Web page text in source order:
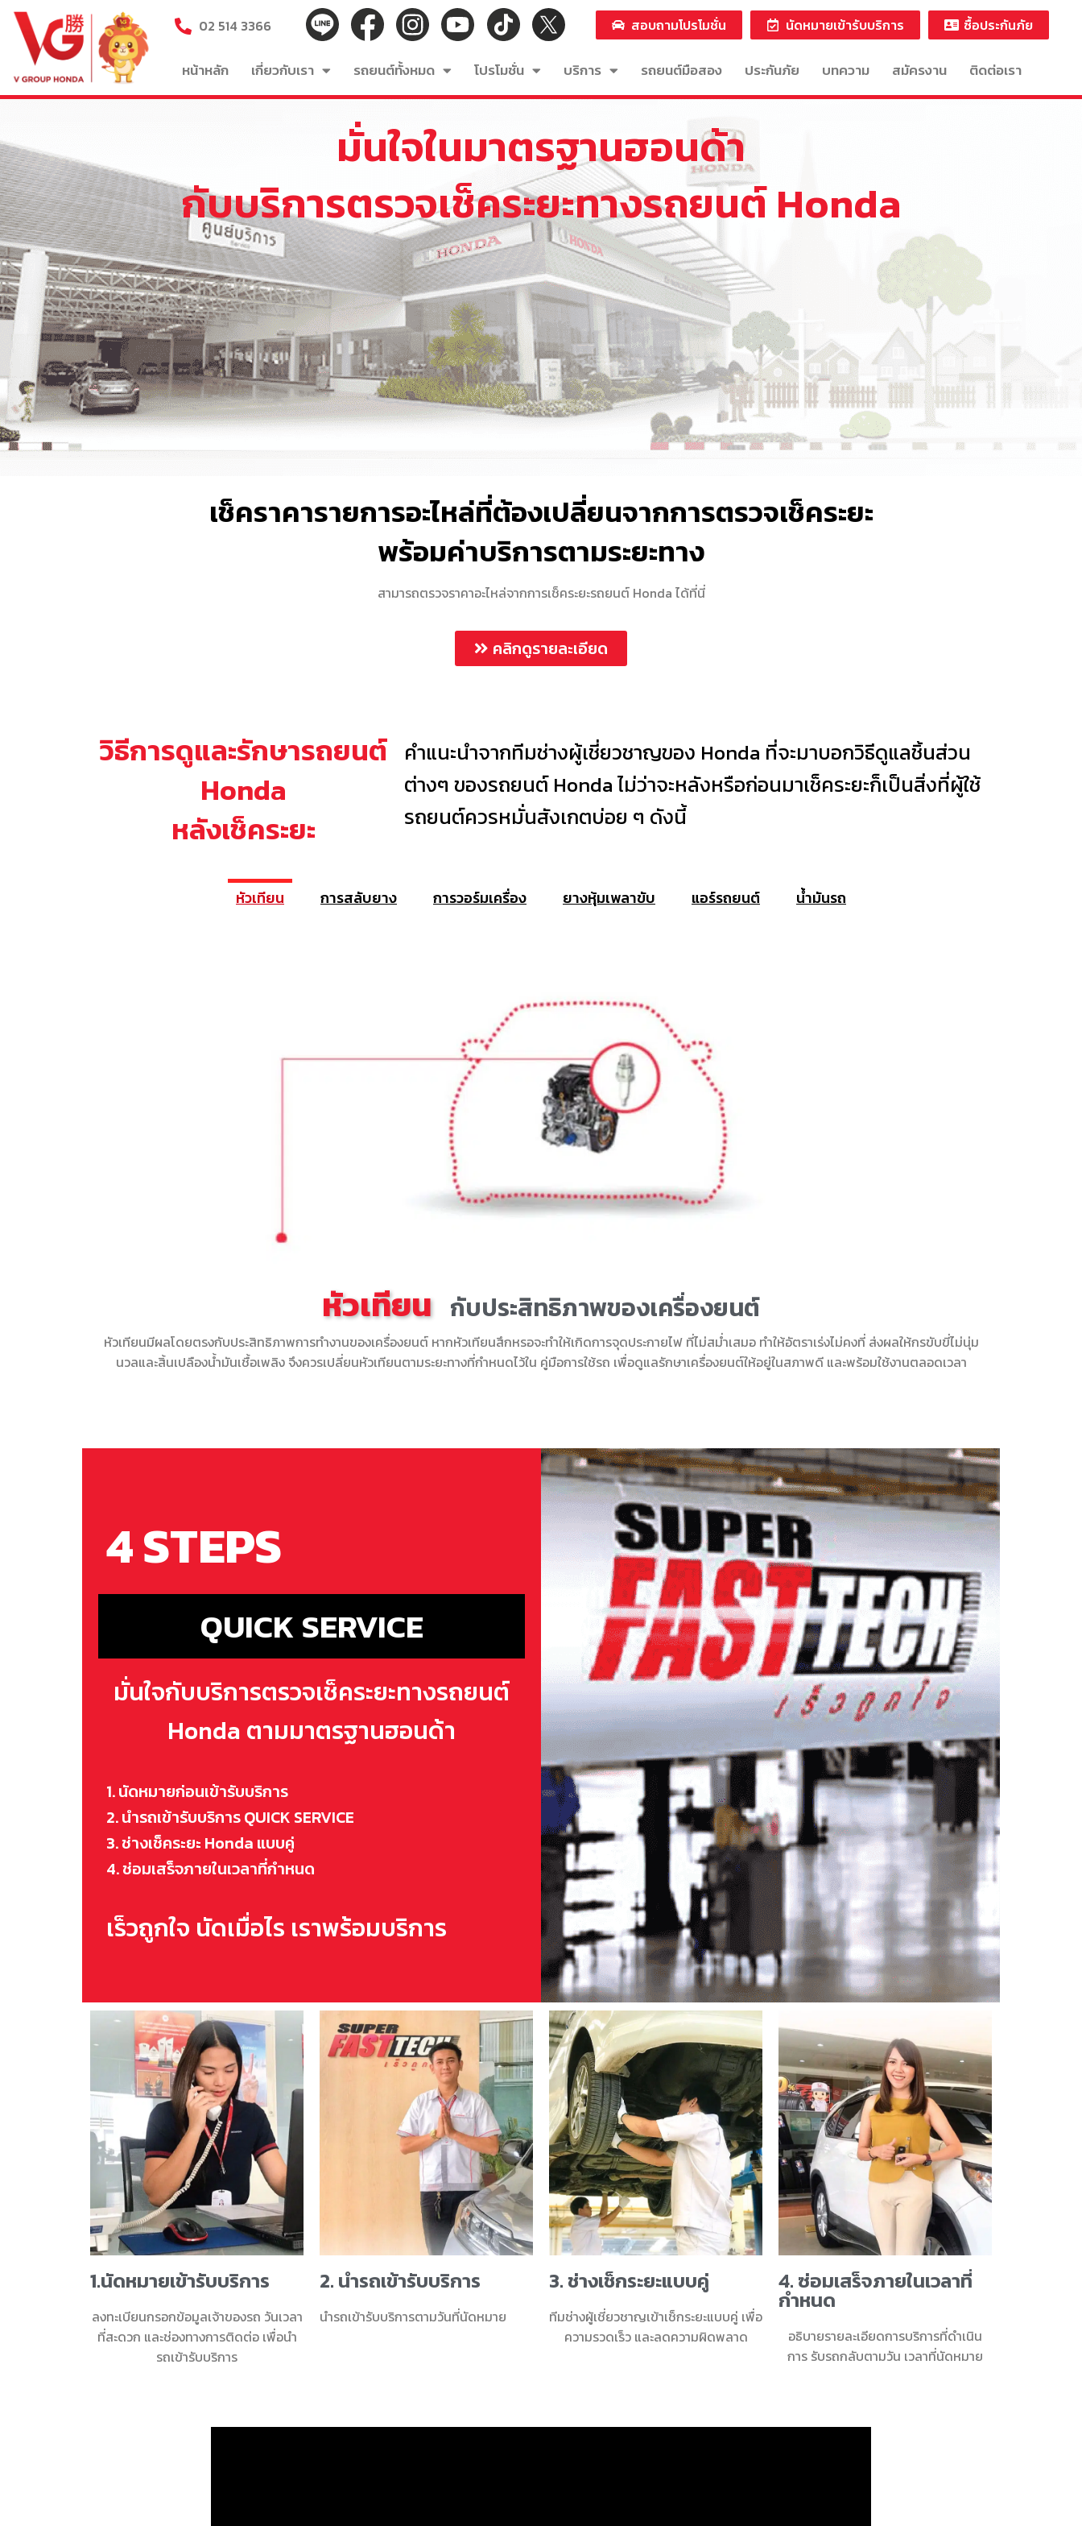
02 514 3366 สอบถามโปรโมชั่น นัดหมายเข้ารับบริการ ซื้อประกันภัย
หน้าหลัก เกี่ยวกับเรา รถยนต์ทั้งหมด โปรโมชั่น บริการ รถยนต์มือสอง ประกันภัย บทความ สมัครงาน ติดต่อเรา
มั่นใจในมาตรฐานฮอนด้า
กับบริการตรวจเช็คระยะทางรถยนต์ Honda
เช็คราคารายการอะไหล่ที่ต้องเปลี่ยนจากการตรวจเช็คระยะ
พร้อมค่าบริการตามระยะทาง
สามารถตรวจราคาอะไหล่จากการเช็คระยะรถยนต์ Honda ได้ที่นี่
คลิกดูรายละเอียด
วิธีการดูและรักษารถยนต์
Honda
หลังเช็คระยะ
คำแนะนำจากทีมช่างผู้เชี่ยวชาญของ Honda ที่จะมาบอกวิธีดูแลชิ้นส่วน
ต่างๆ ของรถยนต์ Honda ไม่ว่าจะหลังหรือก่อนมาเช็คระยะก็เป็นสิ่งที่ผู้ใช้
รถยนต์ควรหมั่นสังเกตบ่อย ๆ ดังนี้
หัวเทียน การสลับยาง การวอร์มเครื่อง ยางหุ้มเพลาขับ แอร์รถยนต์ น้ำมันรถ
หัวเทียน กับประสิทธิภาพของเครื่องยนต์
หัวเทียนมีผลโดยตรงกับประสิทธิภาพการทำงานของเครื่องยนต์ หากหัวเทียนสึกหรอจะทำให้เกิดการจุดประกายไฟ ที่ไม่สม่ำเสมอ ทำให้อัตราเร่งไม่คงที่ ส่งผลให้กรขับขี่ไม่นุ่ม
นวลและสิ้นเปลืองน้ำมันเชื้อเพลิง จึงควรเปลี่ยนหัวเทียนตามระยะทางที่กำหนดไว้ใน คู่มือการใช้รถ เพื่อดูแลรักษาเครื่องยนต์ให้อยู่ในสภาพดี และพร้อมใช้งานตลอดเวลา
4 STEPS
QUICK SERVICE
มั่นใจกับบริการตรวจเช็คระยะทางรถยนต์
Honda ตามมาตรฐานฮอนด้า
1. นัดหมายก่อนเข้ารับบริการ
2. นำรถเข้ารับบริการ QUICK SERVICE
3. ช่างเช็คระยะ Honda แบบคู่
4. ช่อมเสร็จภายในเวลาที่กำหนด
เร็วถูกใจ นัดเมื่อไร เราพร้อมบริการ
1.นัดหมายเข้ารับบริการ
ลงทะเบียนกรอกข้อมูลเจ้าของรถ วันเวลา
ที่สะดวก และช่องทางการติดต่อ เพื่อนำ
รถเข้ารับบริการ
2. นำรถเข้ารับบริการ
นำรถเข้ารับบริการตามวันที่นัดหมาย
3. ช่างเช็กระยะแบบคู่
ทีมช่างผู้เชี่ยวชาญเข้าเช็กระยะแบบคู่ เพื่อ
ความรวดเร็ว และลดความผิดพลาด
4. ซ่อมเสร็จภายในเวลาที่
กำหนด
อธิบายรายละเอียดการบริการที่ดำเนิน
การ รับรถกลับตามวัน เวลาที่นัดหมาย